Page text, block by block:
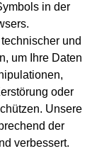
in der
und
um Ihre Daten
oder
Unsere
der
verbessert.